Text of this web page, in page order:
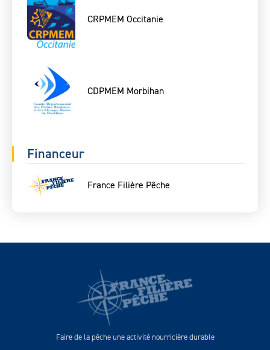
CRPMEM Occitanie
CDPMEM Morbihan
Financeur
France Filière Pêche
Faire de la pêche une activité nourricière durable